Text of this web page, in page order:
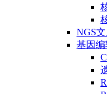
NGS
基因